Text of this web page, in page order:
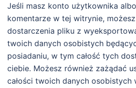
Jeśli masz konto użytkownika
komentarze w tej witrynie,
dostarczenia pliku z
twoich danych osobistych
posiadaniu, w tym całość tych
ciebie. Możesz również zażądać
całości twoich danych osobistych